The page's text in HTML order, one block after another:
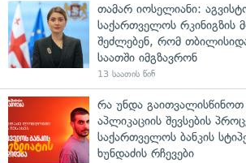
თამარ იოსელიანი:
საქართველოს რკინიგზის
შეძლებენ, რომ
საათში იმგზავრონ
13 საათის წინ
რა უნდა გაითვალისწინოთ
აპლიკაციის შევსების
საქართველოს ბანკის
ხუნდაძის რჩევები